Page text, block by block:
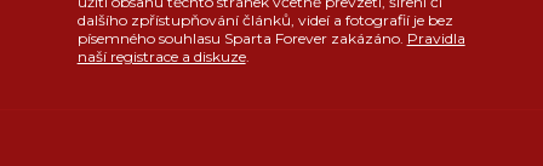
dalšího zpřístupňování článků, videí a fotografií je bez
písemného souhlasu Sparta Forever zakázáno. Pravidla
naší registrace a diskuze.